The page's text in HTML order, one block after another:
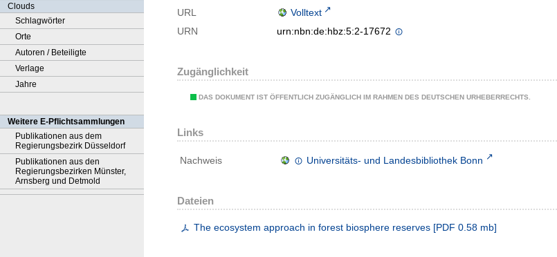
Clouds
Schlagwörter
Orte
Autoren / Beteiligte
Verlage
Jahre
Weitere E-Pflichtsammlungen
Publikationen aus dem
Regierungsbezirk Düsseldorf
Publikationen aus den
Regierungsbezirken Münster,
Arnsberg und Detmold
URL
Volltext
URN
urn:nbn:de:hbz:5:2-17672
Zugänglichkeit
DAS DOKUMENT IST ÖFFENTLICH ZUGÄNGLICH IM RAHMEN DES DEUTSCHEN URHEBERRECHTS.
Links
Nachweis Universitäts- und Landesbibliothek Bonn
Dateien
The ecosystem approach in forest biosphere reserves [PDF 0.58 mb]